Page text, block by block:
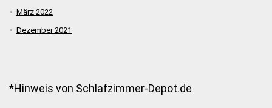
März 2022
Dezember 2021
*Hinweis von Schlafzimmer-Depot.de